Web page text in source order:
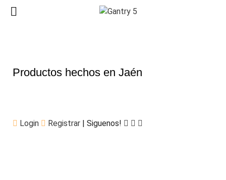
Productos hechos en Jaén
Login Registrar | Siguenos!